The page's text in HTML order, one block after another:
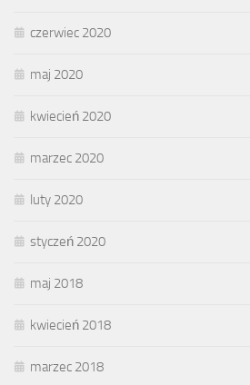
czerwiec 2020
maj 2020
kwiecień 2020
marzec 2020
luty 2020
styczeń 2020
maj 2018
kwiecień 2018
marzec 2018